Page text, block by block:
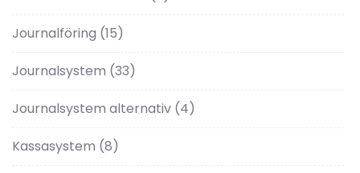
Journalföring (15)
Journalsystem (33)
Journalsystem alternativ (4)
Kassasystem (8)